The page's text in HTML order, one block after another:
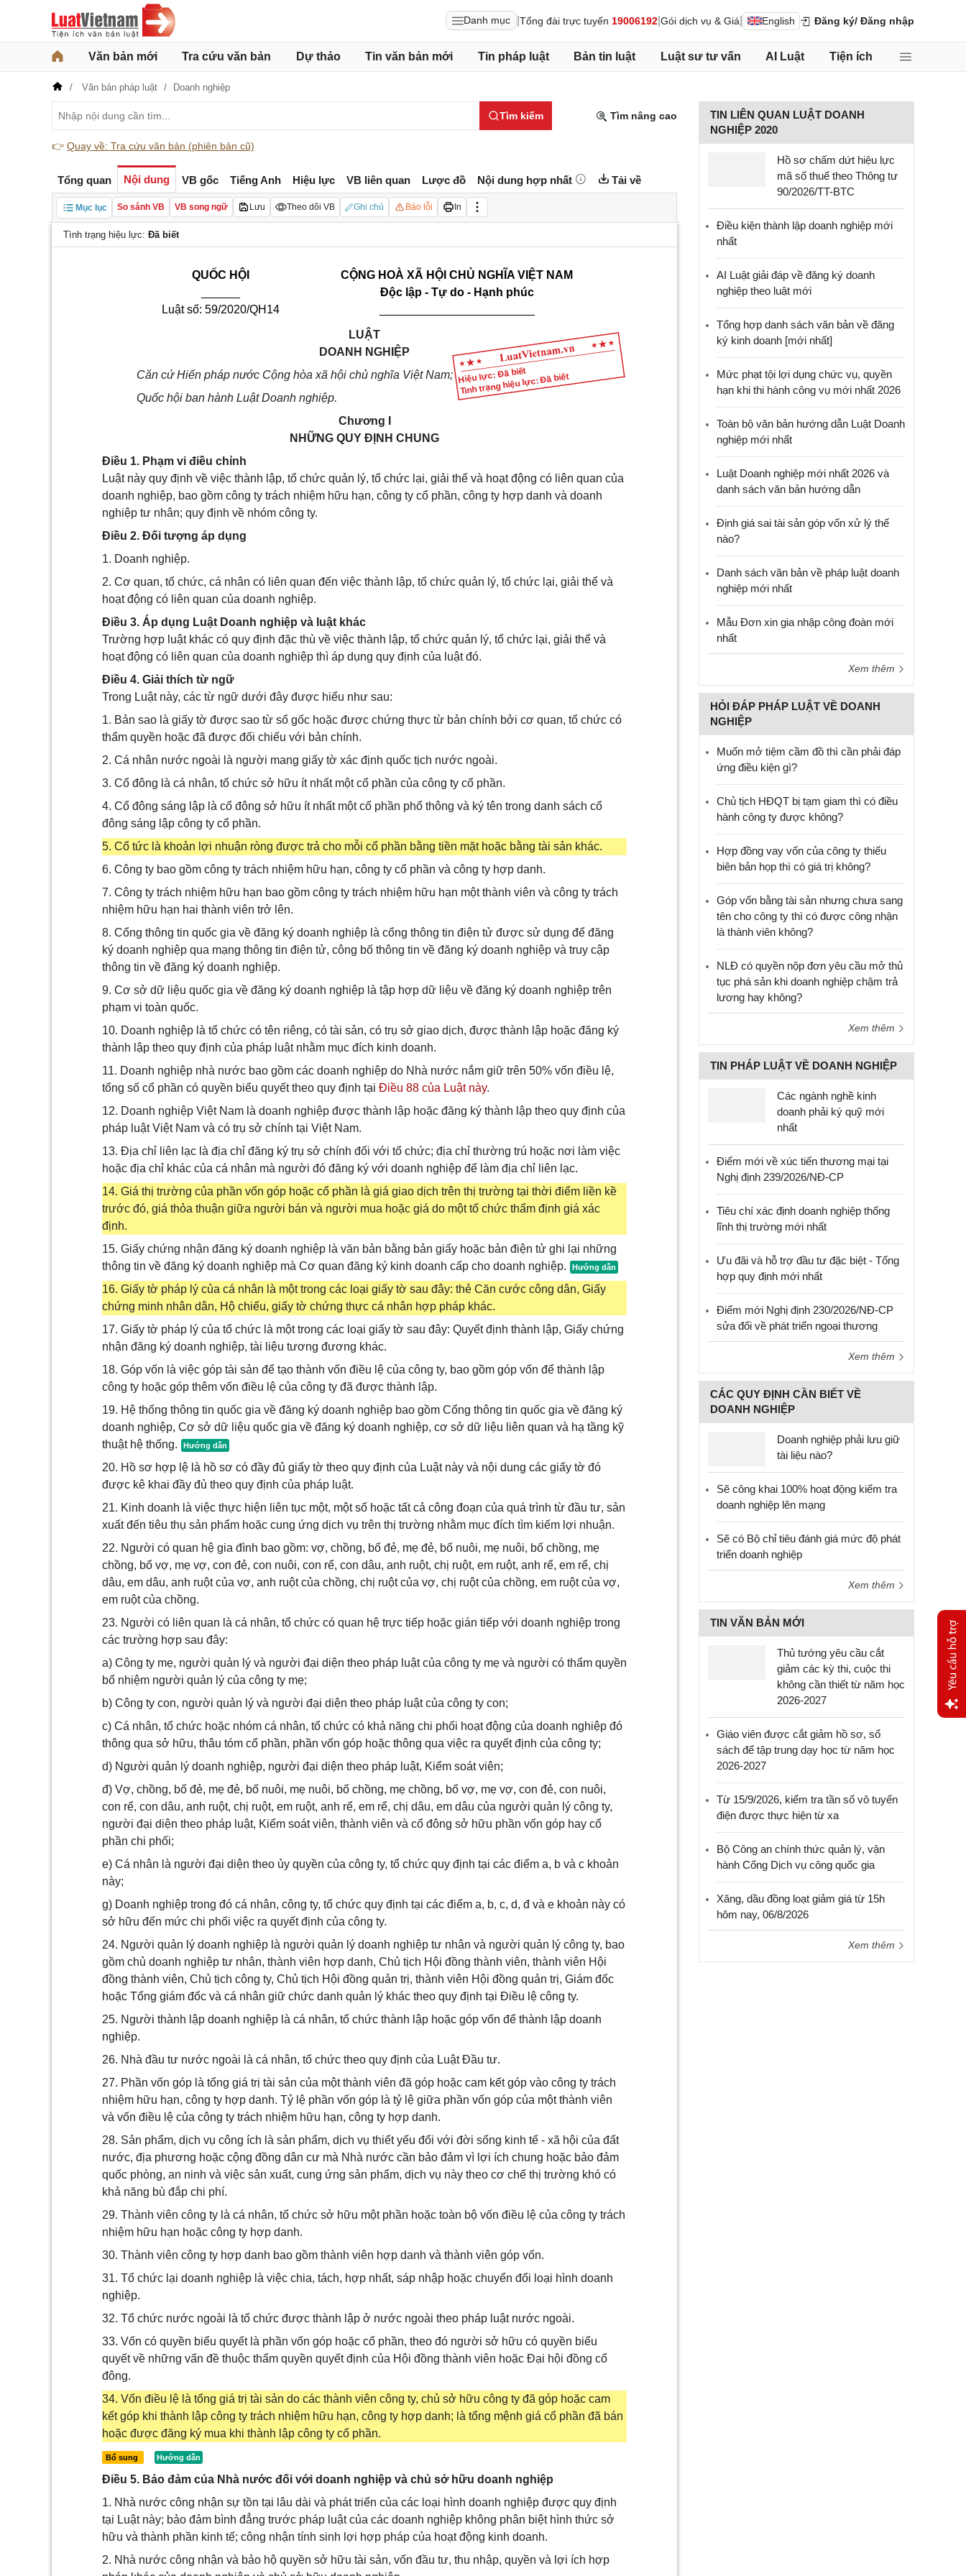
Danh mục Tổng đài trực tuyến 19006192 Gói dịch vụ & Giá English Đăng ký/ Đăng nhập
Văn bản mới Tra cứu văn bản Dự thảo Tin văn bản mới Tin pháp luật Bản tin luật Luật sư tư vấn AI Luật Tiện ích
Văn bản pháp luật Doanh nghiệp
Tìm kiếm Tìm nâng cao
👉 Quay về: Tra cứu văn bản (phiên bản cũ)
Tổng quan Nội dung VB gốc Tiếng Anh Hiệu lực VB liên quan Lược đồ Nội dung hợp nhất Tải về
Mục lục So sánh VB VB song ngữ Lưu Theo dõi VB Ghi chú Báo lỗi In
Tình trạng hiệu lực: Đã biết
Hiệu lực: Đã biết
Tình trạng hiệu lực: Đã biết
QUỐC HỘI
Luật số: 59/2020/QH14
CỘNG HOÀ XÃ HỘI CHỦ NGHĨA VIỆT NAM
Độc lập - Tự do - Hạnh phúc
LUẬT
DOANH NGHIỆP
Căn cứ Hiến pháp nước Cộng hòa xã hội chủ nghĩa Việt Nam;
Quốc hội ban hành Luật Doanh nghiệp.
Chương I
NHỮNG QUY ĐỊNH CHUNG
Điều 1. Phạm vi điều chỉnh
Luật này quy định về việc thành lập, tổ chức quản lý, tổ chức lại, giải thể và hoạt động có liên quan của
doanh nghiệp, bao gồm công ty trách nhiệm hữu hạn, công ty cổ phần, công ty hợp danh và doanh
nghiệp tư nhân; quy định về nhóm công ty.
Điều 2. Đối tượng áp dụng
1. Doanh nghiệp.
2. Cơ quan, tổ chức, cá nhân có liên quan đến việc thành lập, tổ chức quản lý, tổ chức lại, giải thể và
hoạt động có liên quan của doanh nghiệp.
Điều 3. Áp dụng Luật Doanh nghiệp và luật khác
Trường hợp luật khác có quy định đặc thù về việc thành lập, tổ chức quản lý, tổ chức lại, giải thể và
hoạt động có liên quan của doanh nghiệp thì áp dụng quy định của luật đó.
Điều 4. Giải thích từ ngữ
Trong Luật này, các từ ngữ dưới đây được hiểu như sau:
1. Bản sao là giấy tờ được sao từ sổ gốc hoặc được chứng thực từ bản chính bởi cơ quan, tổ chức có
thẩm quyền hoặc đã được đối chiếu với bản chính.
2. Cá nhân nước ngoài là người mang giấy tờ xác định quốc tịch nước ngoài.
3. Cổ đông là cá nhân, tổ chức sở hữu ít nhất một cổ phần của công ty cổ phần.
4. Cổ đông sáng lập là cổ đông sở hữu ít nhất một cổ phần phổ thông và ký tên trong danh sách cổ
đông sáng lập công ty cổ phần.
5. Cổ tức là khoản lợi nhuận ròng được trả cho mỗi cổ phần bằng tiền mặt hoặc bằng tài sản khác.
6. Công ty bao gồm công ty trách nhiệm hữu hạn, công ty cổ phần và công ty hợp danh.
7. Công ty trách nhiệm hữu hạn bao gồm công ty trách nhiệm hữu hạn một thành viên và công ty trách
nhiệm hữu hạn hai thành viên trở lên.
8. Cổng thông tin quốc gia về đăng ký doanh nghiệp là cổng thông tin điện tử được sử dụng để đăng
ký doanh nghiệp qua mạng thông tin điện tử, công bố thông tin về đăng ký doanh nghiệp và truy cập
thông tin về đăng ký doanh nghiệp.
9. Cơ sở dữ liệu quốc gia về đăng ký doanh nghiệp là tập hợp dữ liệu về đăng ký doanh nghiệp trên
phạm vi toàn quốc.
10. Doanh nghiệp là tổ chức có tên riêng, có tài sản, có trụ sở giao dịch, được thành lập hoặc đăng ký
thành lập theo quy định của pháp luật nhằm mục đích kinh doanh.
11. Doanh nghiệp nhà nước bao gồm các doanh nghiệp do Nhà nước nắm giữ trên 50% vốn điều lệ,
tổng số cổ phần có quyền biểu quyết theo quy định tại Điều 88 của Luật này.
12. Doanh nghiệp Việt Nam là doanh nghiệp được thành lập hoặc đăng ký thành lập theo quy định của
pháp luật Việt Nam và có trụ sở chính tại Việt Nam.
13. Địa chỉ liên lạc là địa chỉ đăng ký trụ sở chính đối với tổ chức; địa chỉ thường trú hoặc nơi làm việc
hoặc địa chỉ khác của cá nhân mà người đó đăng ký với doanh nghiệp để làm địa chỉ liên lạc.
14. Giá thị trường của phần vốn góp hoặc cổ phần là giá giao dịch trên thị trường tại thời điểm liền kề
trước đó, giá thỏa thuận giữa người bán và người mua hoặc giá do một tổ chức thẩm định giá xác
định.
15. Giấy chứng nhận đăng ký doanh nghiệp là văn bản bằng bản giấy hoặc bản điện tử ghi lại những
thông tin về đăng ký doanh nghiệp mà Cơ quan đăng ký kinh doanh cấp cho doanh nghiệp.
16. Giấy tờ pháp lý của cá nhân là một trong các loại giấy tờ sau đây: thẻ Căn cước công dân, Giấy
chứng minh nhân dân, Hộ chiếu, giấy tờ chứng thực cá nhân hợp pháp khác.
17. Giấy tờ pháp lý của tổ chức là một trong các loại giấy tờ sau đây: Quyết định thành lập, Giấy chứng
nhận đăng ký doanh nghiệp, tài liệu tương đương khác.
18. Góp vốn là việc góp tài sản để tạo thành vốn điều lệ của công ty, bao gồm góp vốn để thành lập
công ty hoặc góp thêm vốn điều lệ của công ty đã được thành lập.
19. Hệ thống thông tin quốc gia về đăng ký doanh nghiệp bao gồm Cổng thông tin quốc gia về đăng ký
doanh nghiệp, Cơ sở dữ liệu quốc gia về đăng ký doanh nghiệp, cơ sở dữ liệu liên quan và hạ tầng kỹ
thuật hệ thống.
20. Hồ sơ hợp lệ là hồ sơ có đầy đủ giấy tờ theo quy định của Luật này và nội dung các giấy tờ đó
được kê khai đầy đủ theo quy định của pháp luật.
21. Kinh doanh là việc thực hiện liên tục một, một số hoặc tất cả công đoạn của quá trình từ đầu tư, sản
xuất đến tiêu thụ sản phẩm hoặc cung ứng dịch vụ trên thị trường nhằm mục đích tìm kiếm lợi nhuận.
22. Người có quan hệ gia đình bao gồm: vợ, chồng, bố đẻ, mẹ đẻ, bố nuôi, mẹ nuôi, bố chồng, mẹ
chồng, bố vợ, mẹ vợ, con đẻ, con nuôi, con rể, con dâu, anh ruột, chị ruột, em ruột, anh rể, em rể, chị
dâu, em dâu, anh ruột của vợ, anh ruột của chồng, chị ruột của vợ, chị ruột của chồng, em ruột của vợ,
em ruột của chồng.
23. Người có liên quan là cá nhân, tổ chức có quan hệ trực tiếp hoặc gián tiếp với doanh nghiệp trong
các trường hợp sau đây:
a) Công ty mẹ, người quản lý và người đại diện theo pháp luật của công ty mẹ và người có thẩm quyền
bổ nhiệm người quản lý của công ty mẹ;
b) Công ty con, người quản lý và người đại diện theo pháp luật của công ty con;
c) Cá nhân, tổ chức hoặc nhóm cá nhân, tổ chức có khả năng chi phối hoạt động của doanh nghiệp đó
thông qua sở hữu, thâu tóm cổ phần, phần vốn góp hoặc thông qua việc ra quyết định của công ty;
d) Người quản lý doanh nghiệp, người đại diện theo pháp luật, Kiểm soát viên;
đ) Vợ, chồng, bố đẻ, mẹ đẻ, bố nuôi, mẹ nuôi, bố chồng, mẹ chồng, bố vợ, mẹ vợ, con đẻ, con nuôi,
con rể, con dâu, anh ruột, chị ruột, em ruột, anh rể, em rể, chị dâu, em dâu của người quản lý công ty,
người đại diện theo pháp luật, Kiểm soát viên, thành viên và cổ đông sở hữu phần vốn góp hay cổ
phần chi phối;
e) Cá nhân là người đại diện theo ủy quyền của công ty, tổ chức quy định tại các điểm a, b và c khoản
này;
g) Doanh nghiệp trong đó cá nhân, công ty, tổ chức quy định tại các điểm a, b, c, d, đ và e khoản này có
sở hữu đến mức chi phối việc ra quyết định của công ty.
24. Người quản lý doanh nghiệp là người quản lý doanh nghiệp tư nhân và người quản lý công ty, bao
gồm chủ doanh nghiệp tư nhân, thành viên hợp danh, Chủ tịch Hội đồng thành viên, thành viên Hội
đồng thành viên, Chủ tịch công ty, Chủ tịch Hội đồng quản trị, thành viên Hội đồng quản trị, Giám đốc
hoặc Tổng giám đốc và cá nhân giữ chức danh quản lý khác theo quy định tại Điều lệ công ty.
25. Người thành lập doanh nghiệp là cá nhân, tổ chức thành lập hoặc góp vốn để thành lập doanh
nghiệp.
26. Nhà đầu tư nước ngoài là cá nhân, tổ chức theo quy định của Luật Đầu tư.
27. Phần vốn góp là tổng giá trị tài sản của một thành viên đã góp hoặc cam kết góp vào công ty trách
nhiệm hữu hạn, công ty hợp danh. Tỷ lệ phần vốn góp là tỷ lệ giữa phần vốn góp của một thành viên
và vốn điều lệ của công ty trách nhiệm hữu hạn, công ty hợp danh.
28. Sản phẩm, dịch vụ công ích là sản phẩm, dịch vụ thiết yếu đối với đời sống kinh tế - xã hội của đất
nước, địa phương hoặc cộng đồng dân cư mà Nhà nước cần bảo đảm vì lợi ích chung hoặc bảo đảm
quốc phòng, an ninh và việc sản xuất, cung ứng sản phẩm, dịch vụ này theo cơ chế thị trường khó có
khả năng bù đắp chi phí.
29. Thành viên công ty là cá nhân, tổ chức sở hữu một phần hoặc toàn bộ vốn điều lệ của công ty trách
nhiệm hữu hạn hoặc công ty hợp danh.
30. Thành viên công ty hợp danh bao gồm thành viên hợp danh và thành viên góp vốn.
31. Tổ chức lại doanh nghiệp là việc chia, tách, hợp nhất, sáp nhập hoặc chuyển đổi loại hình doanh
nghiệp.
32. Tổ chức nước ngoài là tổ chức được thành lập ở nước ngoài theo pháp luật nước ngoài.
33. Vốn có quyền biểu quyết là phần vốn góp hoặc cổ phần, theo đó người sở hữu có quyền biểu
quyết về những vấn đề thuộc thẩm quyền quyết định của Hội đồng thành viên hoặc Đại hội đồng cổ
đông.
34. Vốn điều lệ là tổng giá trị tài sản do các thành viên công ty, chủ sở hữu công ty đã góp hoặc cam
kết góp khi thành lập công ty trách nhiệm hữu hạn, công ty hợp danh; là tổng mệnh giá cổ phần đã bán
hoặc được đăng ký mua khi thành lập công ty cổ phần.
Bổ sung
Điều 5. Bảo đảm của Nhà nước đối với doanh nghiệp và chủ sở hữu doanh nghiệp
1. Nhà nước công nhận sự tồn tại lâu dài và phát triển của các loại hình doanh nghiệp được quy định
tại Luật này; bảo đảm bình đẳng trước pháp luật của các doanh nghiệp không phân biệt hình thức sở
hữu và thành phần kinh tế; công nhận tính sinh lợi hợp pháp của hoạt động kinh doanh.
2. Nhà nước công nhận và bảo hộ quyền sở hữu tài sản, vốn đầu tư, thu nhập, quyền và lợi ích hợp
TIN LIÊN QUAN LUẬT DOANH
NGHIỆP 2020
Hồ sơ chấm dứt hiệu lực
mã số thuế theo Thông tư
90/2026/TT-BTC
Điều kiện thành lập doanh nghiệp mới
nhất
AI Luật giải đáp về đăng ký doanh
nghiệp theo luật mới
Tổng hợp danh sách văn bản về đăng
ký kinh doanh [mới nhất]
Mức phạt tội lợi dụng chức vụ, quyền
hạn khi thi hành công vụ mới nhất 2026
Toàn bộ văn bản hướng dẫn Luật Doanh
nghiệp mới nhất
Luật Doanh nghiệp mới nhất 2026 và
danh sách văn bản hướng dẫn
Định giá sai tài sản góp vốn xử lý thế
nào?
Danh sách văn bản về pháp luật doanh
nghiệp mới nhất
Mẫu Đơn xin gia nhập công đoàn mới
nhất
Xem thêm
HỎI ĐÁP PHÁP LUẬT VỀ DOANH
NGHIỆP
Muốn mở tiệm cầm đồ thì cần phải đáp
ứng điều kiện gì?
Chủ tịch HĐQT bị tạm giam thì có điều
hành công ty được không?
Hợp đồng vay vốn của công ty thiếu
biên bản họp thì có giá trị không?
Góp vốn bằng tài sản nhưng chưa sang
tên cho công ty thì có được công nhận
là thành viên không?
NLĐ có quyền nộp đơn yêu cầu mở thủ
tục phá sản khi doanh nghiệp chậm trả
lương hay không?
Xem thêm
TIN PHÁP LUẬT VỀ DOANH NGHIỆP
Các ngành nghề kinh
doanh phải ký quỹ mới
nhất
Điểm mới về xúc tiến thương mại tại
Nghị định 239/2026/NĐ-CP
Tiêu chí xác định doanh nghiệp thống
lĩnh thị trường mới nhất
Ưu đãi và hỗ trợ đầu tư đặc biệt - Tổng
hợp quy định mới nhất
Điểm mới Nghị định 230/2026/NĐ-CP
sửa đổi về phát triển ngoại thương
Xem thêm
CÁC QUY ĐỊNH CẦN BIẾT VỀ
DOANH NGHIỆP
Doanh nghiệp phải lưu giữ
tài liệu nào?
Sẽ công khai 100% hoạt động kiểm tra
doanh nghiệp lên mạng
Sẽ có Bộ chỉ tiêu đánh giá mức độ phát
triển doanh nghiệp
Xem thêm
TIN VĂN BẢN MỚI
Thủ tướng yêu cầu cắt
giảm các kỳ thi, cuộc thi
không cần thiết từ năm học
2026-2027
Giáo viên được cắt giảm hồ sơ, sổ
sách để tập trung dạy học từ năm học
2026-2027
Từ 15/9/2026, kiểm tra tần số vô tuyến
điện được thực hiện từ xa
Bộ Công an chính thức quản lý, vận
hành Cổng Dịch vụ công quốc gia
Xăng, dầu đồng loạt giảm giá từ 15h
hôm nay, 06/8/2026
Xem thêm